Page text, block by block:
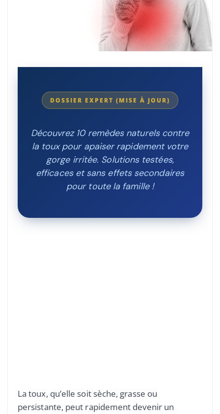
DOSSIER EXPERT (MISE À JOUR)
Découvrez 10 remèdes naturels contre
la toux pour apaiser rapidement votre
gorge irritée. Solutions testées,
efficaces et sans effets secondaires
pour toute la famille !
La toux, qu’elle soit sèche, grasse ou
persistante, peut rapidement devenir un